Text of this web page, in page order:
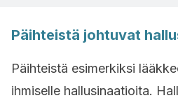
Päihteistä johtuvat
Päihteistä esimerkiksi
ihmiselle hallusinaatioita.